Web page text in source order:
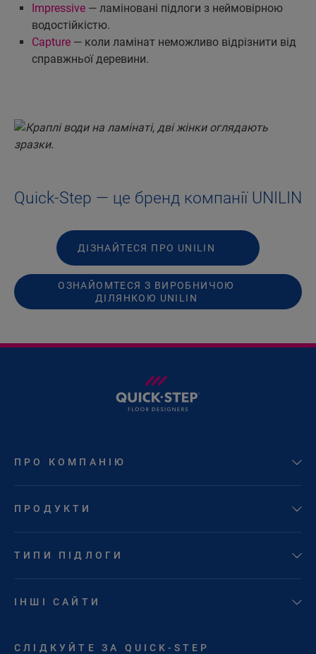
Impressive — ламіновані підлоги з неймовірною
водостійкістю.
Capture — коли ламінат неможливо відрізнити від
справжньої деревини.
Quick-Step — це бренд компанії UNILIN
ДІЗНАЙТЕСЯ ПРО UNILIN
ОЗНАЙОМТЕСЯ З ВИРОБНИЧОЮ
ДІЛЯНКОЮ UNILIN
ПРО КОМПАНІЮ
ПРОДУКТИ
ТИПИ ПІДЛОГИ
ІНШІ САЙТИ
СЛІДКУЙТЕ ЗА QUICK-STEP